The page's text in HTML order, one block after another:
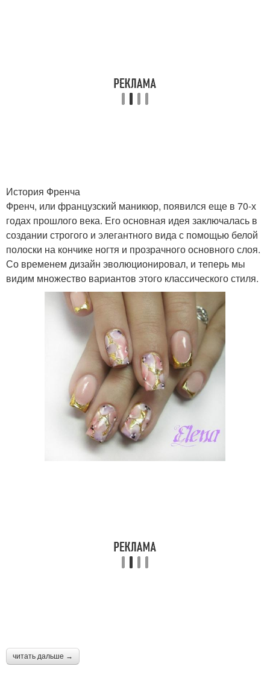
История Френча
Френч, или французский маникюр, появился еще в 70-х
годах прошлого века. Его основная идея заключалась в
создании строгого и элегантного вида с помощью белой
полоски на кончике ногтя и прозрачного основного слоя.
Со временем дизайн эволюционировал, и теперь мы
видим множество вариантов этого классического стиля.
читать дальше →